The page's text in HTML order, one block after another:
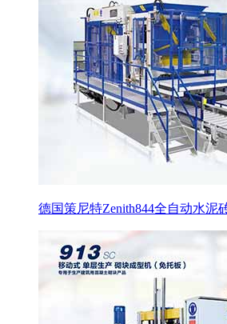
德国策尼特Zenith844全自动水泥